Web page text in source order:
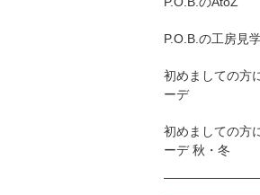
P.O.B.の工房見
初めましての方
ーデ
初めましての方
ーデ 秋・冬